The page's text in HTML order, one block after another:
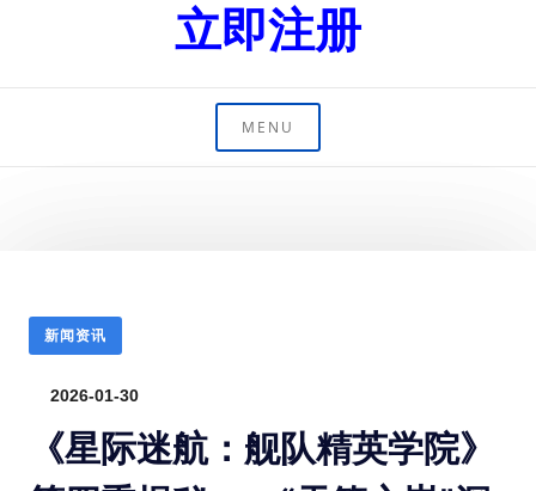
立即注册
MENU
新闻资讯
2026-01-30
《星际迷航：舰队精英学院》